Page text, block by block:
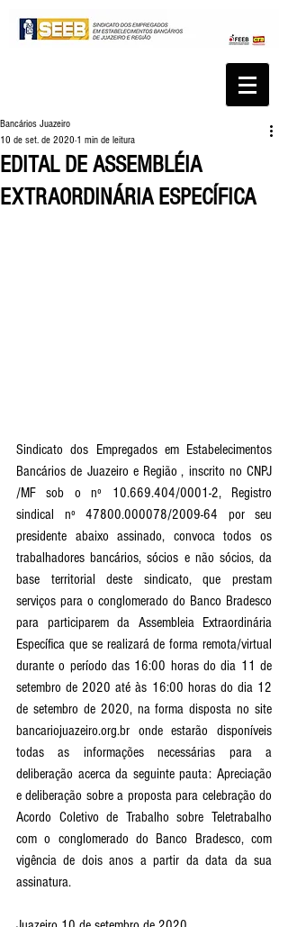
EDITAL DE ASSEMBLÉIA
EXTRAORDINÁRIA ESPECÍFICA
Bancários Juazeiro
10 de set. de 2020 1 min de leitura
Sindicato dos Empregados em Estabelecimentos
Bancários de Juazeiro e Região , inscrito no CNPJ
/MF sob o nº 10.669.404/0001-2, Registro
sindical nº 47800.000078/2009-64 por seu
presidente abaixo assinado, convoca todos os
trabalhadores bancários, sócios e não sócios, da
base territorial deste sindicato, que prestam
serviços para o conglomerado do Banco Bradesco
para participarem da Assembleia Extraordinária
Específica que se realizará de forma remota/virtual
durante o período das 16:00 horas do dia 11 de
setembro de 2020 até às 16:00 horas do dia 12
de setembro de 2020, na forma disposta no site
bancariojuazeiro.org.br onde estarão disponíveis
todas as informações necessárias para a
deliberação acerca da seguinte pauta: Apreciação
e deliberação sobre a proposta para celebração do
Acordo Coletivo de Trabalho sobre Teletrabalho
com o conglomerado do Banco Bradesco, com
vigência de dois anos a partir da data da sua
assinatura.